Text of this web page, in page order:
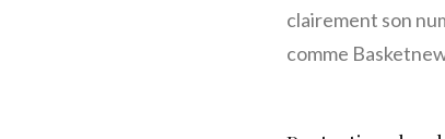
clairement son
comme